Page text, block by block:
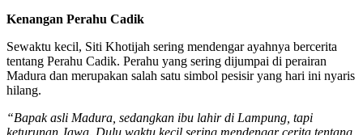
Kenangan Perahu Cadik
Sewaktu kecil, Siti Khotijah sering mendengar ayahnya bercerita
tentang Perahu Cadik. Perahu yang sering dijumpai di perairan
Madura dan merupakan salah satu simbol pesisir yang hari ini nyaris
hilang.
“Bapak asli Madura, sedangkan ibu lahir di Lampung, tapi